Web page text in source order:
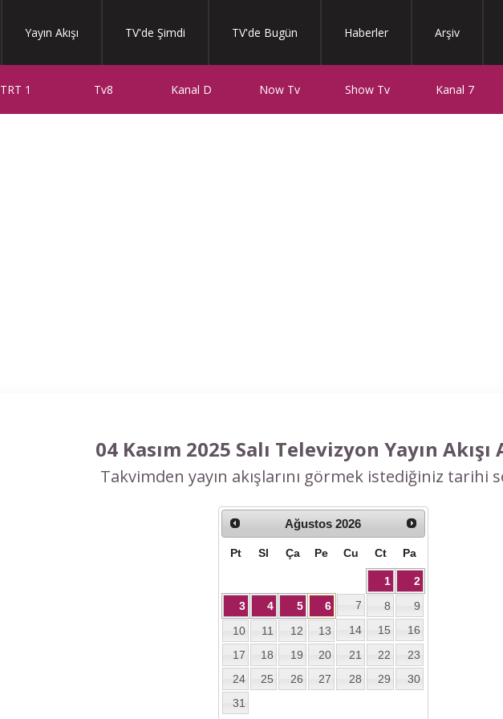
Yayın Akışı TV'de Şimdi TV'de Bugün Haberler Arşiv
TRT 1 Tv8 Kanal D Now Tv Show Tv Kanal 7
04 Kasım 2025 Salı Televizyon Yayın Akışı
Takvimden yayın akışlarını görmek istediğiniz tarihi
Ağustos 2026
Pt Sl Ça Pe Cu Ct Pa
1
2
3
4 5 6 7 8
9
10
11 12 13 14 15
16
17
18 19 20 21 22
23
24
25 26 27 28 29
30
31